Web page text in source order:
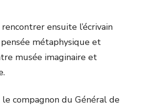
ensuite l’écrivain
pensée métaphysique et
musée imaginaire et
le compagnon du Général de